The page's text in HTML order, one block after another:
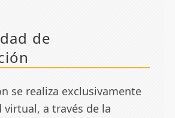
de
se realiza exclusivamente
virtual, a través de la